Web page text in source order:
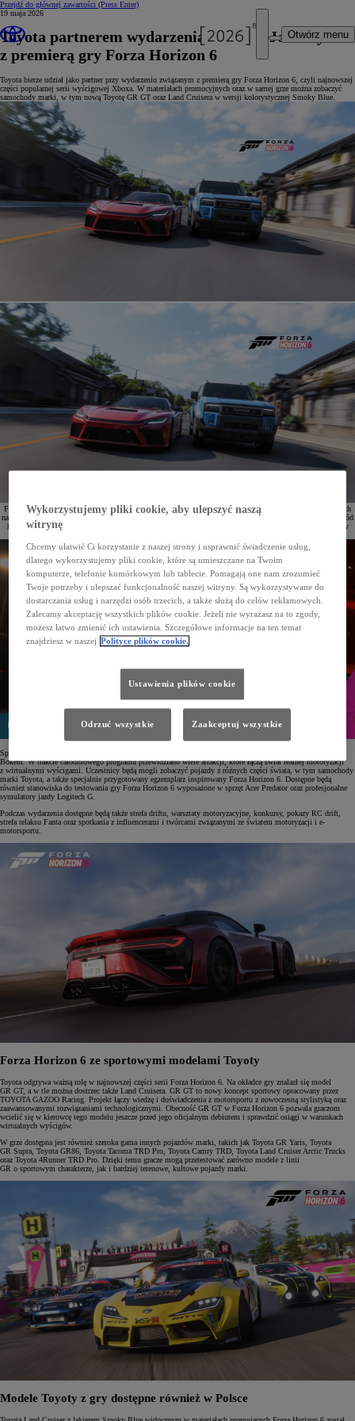
Przejdź do głównej zawartości (Press Enter)
Otwórz menu
19 maja 2026
Toyota partnerem wydarzenia Horizon Journey
z premierą gry Forza Horizon 6
Toyota bierze udział jako partner przy wydarzeniu związanym z premierą gry Forza Horizon 6, czyli najnowszej
części popularnej serii wyścigowej Xboxa. W materiałach promocyjnych oraz w samej grze można zobaczyć
samochody marki, w tym nową Toyotę GR GT oraz Land Cruisera w wersji kolorystycznej Smoky Blue.
Forza Horizon 6 debiutuje jako najnowsza część jednej z najbardziej rozpoznawalnych serii gier wyścigowych
na świecie. Po raz pierwszy akcja została przeniesiona do Japonii. Z okazji premiery Xbox z partnerami, wśród
których znajduje się Toyota, organizuje wydarzenie Horizon Journey łączące motoryzację, gry oraz elementy
Spotkanie zaplanowano na 23 maja 2026 roku w czeskim Frenštát pod Radhoštěm na terenie garaży Furt
Bokem. W trakcie całodniowego programu przewidziano wiele atrakcji, które łączą świat realnej motoryzacji
z wirtualnymi wyścigami. Uczestnicy będą mogli zobaczyć pojazdy z różnych części świata, w tym samochody
marki Toyota, a także specjalnie przygotowany egzemplarz inspirowany Forza Horizon 6. Dostępne będą
również stanowiska do testowania gry Forza Horizon 6 wyposażone w sprzęt Acer Predator oraz profesjonalne
symulatory jazdy Logitech G.
Podczas wydarzenia dostępne będą także strefa driftu, warsztaty motoryzacyjne, konkursy, pokazy RC drift,
strefa relaksu Fanta oraz spotkania z influencerami i twórcami związanymi ze światem motoryzacji i e-
motorsportu.
Forza Horizon 6 ze sportowymi modelami Toyoty
Toyota odgrywa ważną rolę w najnowszej części serii Forza Horizon 6. Na okładce gry znalazł się model
GR GT, a w tle można dostrzec także Land Cruisera. GR GT to nowy koncept sportowy opracowany przez
TOYOTA GAZOO Racing. Projekt łączy wiedzę i doświadczenia z motorsportu z nowoczesną stylistyką oraz
zaawansowanymi rozwiązaniami technologicznymi. Obecność GR GT w Forza Horizon 6 pozwala graczom
wcielić się w kierowcę tego modelu jeszcze przed jego oficjalnym debiutem i sprawdzić osiągi w warunkach
wirtualnych wyścigów.
W grze dostępna jest również szeroka gama innych pojazdów marki, takich jak Toyota GR Yaris, Toyota
GR Supra, Toyota GR86, Toyota Tacoma TRD Pro, Toyota Camry TRD, Toyota Land Cruiser Arctic Trucks
oraz Toyota 4Runner TRD Pro. Dzięki temu gracze mogą przetestować zarówno modele z linii
GR o sportowym charakterze, jak i bardziej terenowe, kultowe pojazdy marki.
Modele Toyoty z gry dostępne również w Polsce
Wykorzystujemy pliki cookie, aby ulepszyć naszą
witrynę
Chcemy ułatwić Ci korzystanie z naszej strony i usprawnić świadczenie usług,
dlatego wykorzystujemy pliki cookie, które są umieszczane na Twoim
komputerze, telefonie komórkowym lub tablecie. Pomagają one nam zrozumieć
Twoje potrzeby i ulepszać funkcjonalność naszej witryny. Są wykorzystywane do
dostarczania usług i narzędzi osób trzecich, a także służą do celów reklamowych.
Zalecamy akceptację wszystkich plików cookie. Jeżeli nie wyrażasz na to zgody,
możesz łatwo zmienić ich ustawienia. Szczegółowe informacje na ten temat
znajdziesz w naszej Polityce plików cookie.
Ustawienia plików cookie
Odrzuć wszystkie Zaakceptuj wszystkie